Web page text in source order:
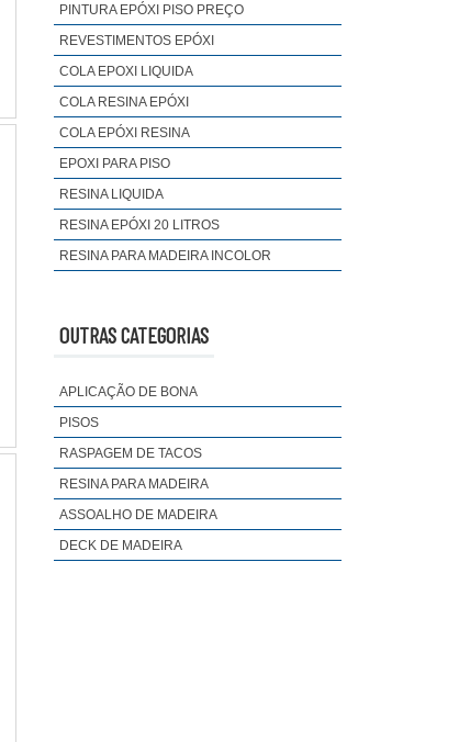
PINTURA EPÓXI PISO PREÇO
REVESTIMENTOS EPÓXI
COLA EPOXI LIQUIDA
COLA RESINA EPÓXI
COLA EPÓXI RESINA
EPOXI PARA PISO
RESINA LIQUIDA
RESINA EPÓXI 20 LITROS
RESINA PARA MADEIRA INCOLOR
OUTRAS CATEGORIAS
APLICAÇÃO DE BONA
PISOS
RASPAGEM DE TACOS
RESINA PARA MADEIRA
ASSOALHO DE MADEIRA
DECK DE MADEIRA